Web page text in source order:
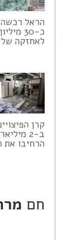
כ-30
לאחזקה של 9.6% בחברה
קרן
הרחיבו את
חם